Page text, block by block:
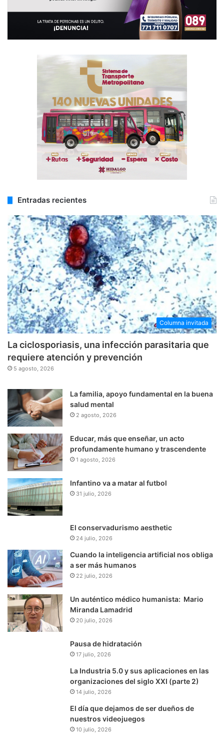
Entradas recientes
Columna invitada
La ciclosporiasis, una infección parasitaria que
requiere atención y prevención
5 agosto, 2026
La familia, apoyo fundamental en la buena
salud mental
2 agosto, 2026
Educar, más que enseñar, un acto
profundamente humano y trascendente
1 agosto, 2026
Infantino va a matar al futbol
31 julio, 2026
El conservadurismo aesthetic
24 julio, 2026
Cuando la inteligencia artificial nos obliga
a ser más humanos
22 julio, 2026
Un auténtico médico humanista: Mario
Miranda Lamadrid
20 julio, 2026
Pausa de hidratación
17 julio, 2026
La Industria 5.0 y sus aplicaciones en las
organizaciones del siglo XXI (parte 2)
14 julio, 2026
El día que dejamos de ser dueños de
nuestros videojuegos
10 julio, 2026